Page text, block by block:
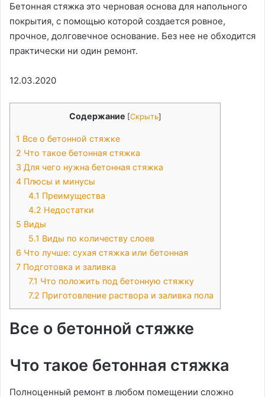
Бетонная стяжка это черновая основа для напольного
покрытия, с помощью которой создается ровное,
прочное, долговечное основание. Без нее не обходится
практически ни один ремонт.
12.03.2020
Содержание [Скрыть]
1 Все о бетонной стяжке
2 Что такое бетонная стяжка
3 Для чего нужна бетонная стяжка
4 Плюсы и минусы
4.1 Преимущества
4.2 Недостатки
5 Виды
5.1 Виды по количеству слоев
6 Что лучше: сухая стяжка или бетонная
7 Подготовка и заливка
7.1 Что положить под бетонную стяжку
7.2 Приготовление раствора и заливка пола
Все о бетонной стяжке
Что такое бетонная стяжка
Полноценный ремонт в любом помещении сложно